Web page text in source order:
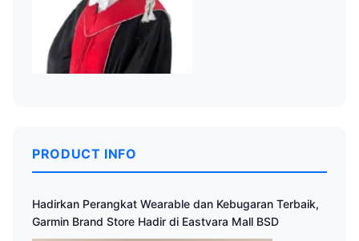
PRODUCT INFO
Hadirkan Perangkat Wearable dan Kebugaran Terbaik,
Garmin Brand Store Hadir di Eastvara Mall BSD